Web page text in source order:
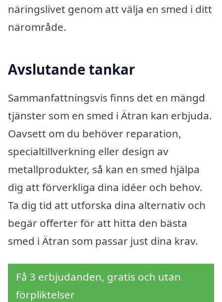
näringslivet genom att välja en smed i ditt
närområde.
Avslutande tankar
Sammanfattningsvis finns det en mängd
tjänster som en smed i Ätran kan erbjuda.
Oavsett om du behöver reparation,
specialtillverkning eller design av
metallprodukter, så kan en smed hjälpa
dig att förverkliga dina idéer och behov.
Ta dig tid att utforska dina alternativ och
begär offerter för att hitta den bästa
smed i Ätran som passar just dina krav.
Få 3 erbjudanden, gratis och utan
förpliktelser